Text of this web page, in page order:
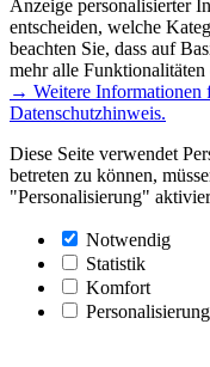
Anzeige personalisierter
entscheiden, welche
beachten Sie, dass auf
mehr alle
→ Weitere Informationen
Datenschutzhinweis.
Diese Seite verwendet
betreten zu können,
"Personalisierung"
Notwendig
Statistik
Komfort
Personalisierung